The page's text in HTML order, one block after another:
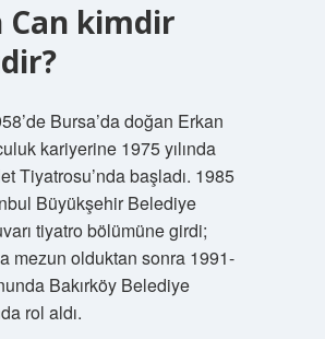
Can kimdir
Bursa’da doğan Erkan
kariyerine 1975 yılında
Tiyatrosu’nda başladı. 1985
Büyükşehir Belediye
tiyatro bölümüne girdi;
mezun olduktan sonra 1991-
Bakırköy Belediye
rol aldı.